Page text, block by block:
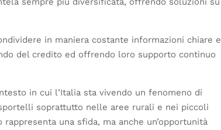
in maniera costante informazioni chiare e
del credito ed offrendo loro supporto continuo
in cui l’Italia sta vivendo un fenomeno di
soprattutto nelle aree rurali e nei piccoli
una sfida, ma anche un’opportunità